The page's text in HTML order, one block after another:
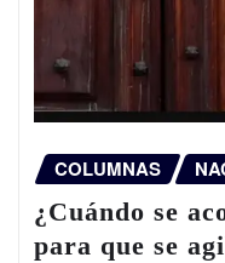
COLUMNAS
¿Cuándo se
para que se